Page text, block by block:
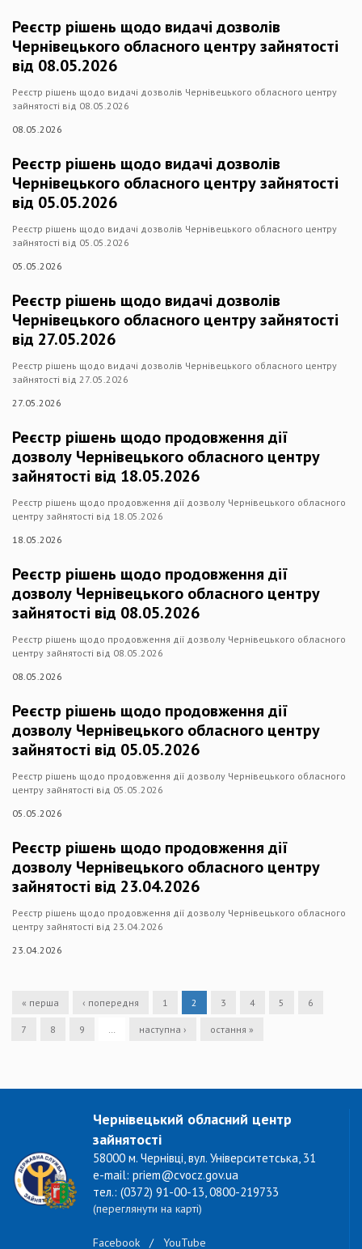
Реєстр рішень щодо видачі дозволів
Чернівецького обласного центру зайнятості
від 08.05.2026
Реєстр рішень щодо видачі дозволів Чернівецького обласного центру
зайнятості від 08.05.2026
08.05.2026
Реєстр рішень щодо видачі дозволів
Чернівецького обласного центру зайнятості
від 05.05.2026
Реєстр рішень щодо видачі дозволів Чернівецького обласного центру
зайнятості від 05.05.2026
05.05.2026
Реєстр рішень щодо видачі дозволів
Чернівецького обласного центру зайнятості
від 27.05.2026
Реєстр рішень щодо видачі дозволів Чернівецького обласного центру
зайнятості від 27.05.2026
27.05.2026
Реєстр рішень щодо продовження дії
дозволу Чернівецького обласного центру
зайнятості від 18.05.2026
Реєстр рішень щодо продовження дії дозволу Чернівецького обласного
центру зайнятості від 18.05.2026
18.05.2026
Реєстр рішень щодо продовження дії
дозволу Чернівецького обласного центру
зайнятості від 08.05.2026
Реєстр рішень щодо продовження дії дозволу Чернівецького обласного
центру зайнятості від 08.05.2026
08.05.2026
Реєстр рішень щодо продовження дії
дозволу Чернівецького обласного центру
зайнятості від 05.05.2026
Реєстр рішень щодо продовження дії дозволу Чернівецького обласного
центру зайнятості від 05.05.2026
05.05.2026
Реєстр рішень щодо продовження дії
дозволу Чернівецького обласного центру
зайнятості від 23.04.2026
Реєстр рішень щодо продовження дії дозволу Чернівецького обласного
центру зайнятості від 23.04.2026
23.04.2026
« перша ‹ попередня 1 2 3 4 5 6
7 8 9 … наступна › остання »
Чернівецький обласний центр
зайнятості
58000 м. Чернівці, вул. Університетська, 31
e-mail: priem@cvocz.gov.ua
тел.: (0372) 91-00-13, 0800-219733
(переглянути на карті)
Facebook / YouTube